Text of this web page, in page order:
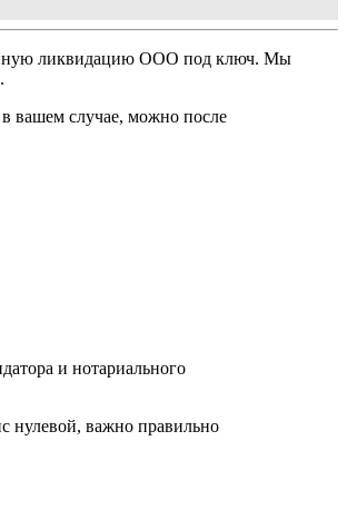
ликвидацию ООО под ключ. Мы
вашем случае, можно после
и нотариального
нулевой, важно правильно